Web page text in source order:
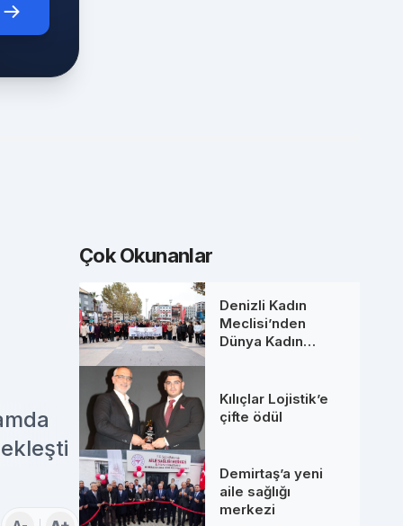
Çok Okunanlar
Denizli Kadın
Meclisi’nden
Dünya Kadın
Kılıçlar Lojistik’e
çifte ödül
Demirtaş’a yeni
aile sağlığı
merkezi